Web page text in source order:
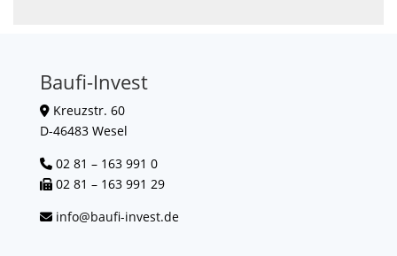
Baufi-Invest
Kreuzstr. 60
D-46483 Wesel
02 81 – 163 991 0
02 81 – 163 991 29
info@baufi-invest.de